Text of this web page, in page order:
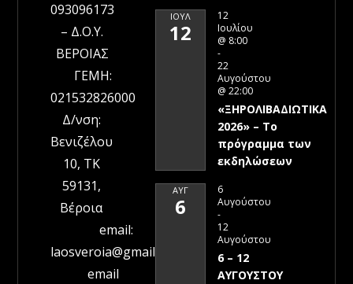
093096173
– Δ.Ο.Υ.
ΒΕΡΟΙΑΣ
ΓΕΜΗ:
021532826000
Δ/νση:
Βενιζέλου
10, ΤΚ
59131,
Βέροια
email:
laosveroia@gmail.com
email
ΙΟΎΛ
12
12
Ιουλίου
@ 8:00
-
22
Αυγούστου
@ 22:00
«ΞΗΡΟΛΙΒΑΔΙΩΤΙΚΑ
2026» – To
πρόγραμμα των
εκδηλώσεων
ΑΥΓ
6
6
Αυγούστου
-
12
Αυγούστου
6 – 12
ΑΥΓΟΥΣΤΟΥ